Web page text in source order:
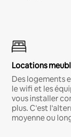
Locations
Des logements
le wifi et les
vous installer
plus. C'est
moyenne ou